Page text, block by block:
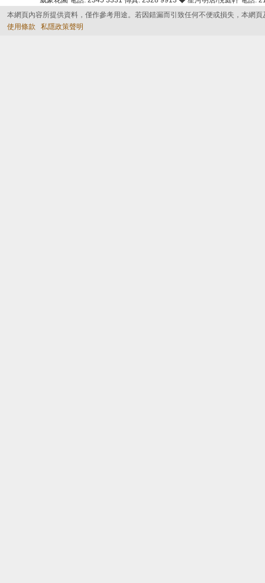
本網頁內容所提供資料，僅作參考用途。若因錯漏而引致任何不便或損失，本網
使用條款
私隱政策聲明